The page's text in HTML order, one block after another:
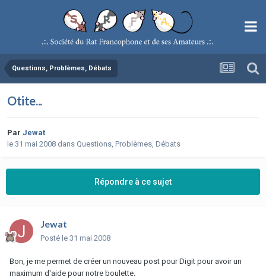
Questions, Problèmes, Débats
Otite...
Par Jewat
le 31 mai 2008 dans Questions, Problèmes, Débats
Répondre à ce sujet
Jewat
Posté le 31 mai 2008
Bon, je me permet de créer un nouveau post pour Digit pour avoir un
maximum d'aide pour notre boulette.